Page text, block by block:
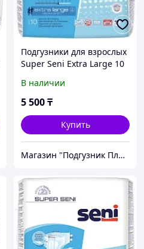
Подгузники для взрослых
Super Seni Extra Large 10
В наличии
5 500₸
Купить
Магазин "Подгузник Плюс"